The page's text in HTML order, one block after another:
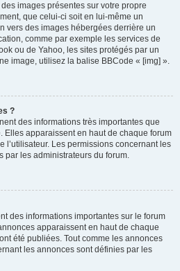
images présentes sur votre propre
que celui-ci soit en lui-même un
vers des images hébergées derrière un
comme par exemple les services de
ou de Yahoo, les sites protégés par un
image, utilisez la balise BBCode « [img] ».
?
des informations très importantes que
Elles apparaissent en haut de chaque forum
l’utilisateur. Les permissions concernant les
par les administrateurs du forum.
des informations importantes sur le forum
apparaissent en haut de chaque
été publiées. Tout comme les annonces
les annonces sont définies par les